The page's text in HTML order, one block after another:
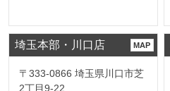
埼玉本部・川口店 MAP
〒333-0866 埼玉県川口市芝
2丁目9-22